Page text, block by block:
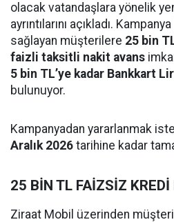
olacak vatandaşlara yönelik
ayrıntılarını açıkladı.
sağlayan müşterilere 25 bin
faizli taksitli nakit avans
5 bin TL’ye kadar Bankkart
bulunuyor.
Kampanyadan yararlanmak
Aralık 2026 tarihine kadar
25 BİN TL FAİZSİZ KREDİ
Ziraat Mobil üzerinden